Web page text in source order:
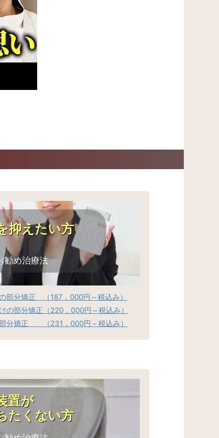
抑えたい方
勧め治療法
部分矯正 （187，000円～税込み）
の部分矯正（220，000円～税込み）
分矯正 （231，000円～税込み）
置が
たくない方